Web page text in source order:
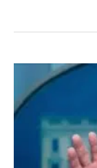
—
ট্রাম্পের
বিরুদ্ধে
সরব